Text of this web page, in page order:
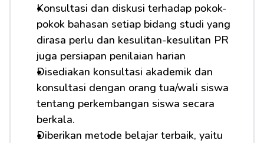
Konsultasi dan diskusi terhadap pokok-
pokok bahasan setiap bidang studi yang
dirasa perlu dan kesulitan-kesulitan PR
juga persiapan penilaian harian
Disediakan konsultasi akademik dan
konsultasi dengan orang tua/wali siswa
tentang perkembangan siswa secara
berkala.
Diberikan metode belajar terbaik, yaitu